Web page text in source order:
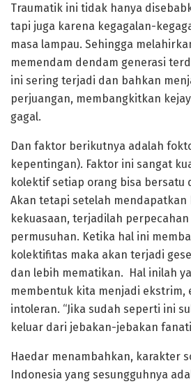
Traumatik ini tidak hanya
tapi juga karena kegagalan-
masa lampau. Sehingga
memendam dendam generasi
ini sering terjadi dan bahkan
perjuangan, membangkitkan
gagal.
Dan faktor berikutnya adalah
kepentingan). Faktor ini sangat
kolektif setiap orang bisa bersatu
Akan tetapi setelah mendapatkan
kekuasaan, terjadilah
permusuhan. Ketika hal ini
kolektifitas maka akan terjadi
dan lebih mematikan. Hal inilah
membentuk kita menjadi ekstrim,
intoleran. “Jika sudah seperti ini
keluar dari jebakan-jebakan
Haedar menambahkan, karakter
Indonesia yang sesungguhnya